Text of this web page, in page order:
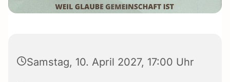
Samstag, 10. April 2027, 17:00 Uhr